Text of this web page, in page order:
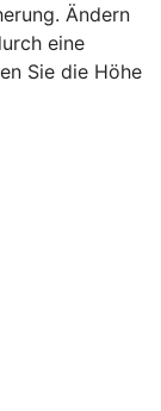
Ändern
eine
Sie die Höhe